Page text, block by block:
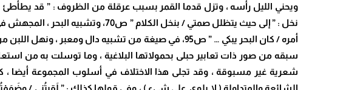
نخل : ” إلى حيث يتظلل صمتي / بنخل
سبقه من صور ذات تعابير حبلى بحمولاتها البلاغية ، وما توسلت به من